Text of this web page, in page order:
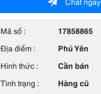
Mã số :
17858865
Địa điểm :
Phú Yên
Hình thức :
Cần bán
Tình trạng :
Hàng cũ